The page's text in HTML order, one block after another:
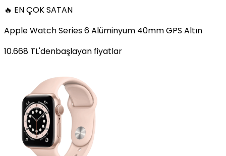
🔥 EN ÇOK SATAN
Apple Watch Series 6 Alüminyum 40mm GPS Altın
10.668 TL'denbaşlayan fiyatlar